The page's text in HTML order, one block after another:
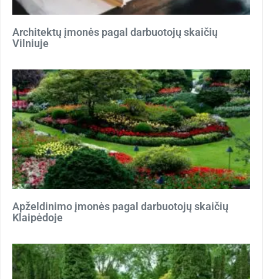
Architektų įmonės pagal darbuotojų skaičių
Vilniuje
Apželdinimo įmonės pagal darbuotojų skaičių
Klaipėdoje